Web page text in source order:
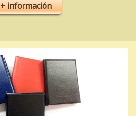
+ información